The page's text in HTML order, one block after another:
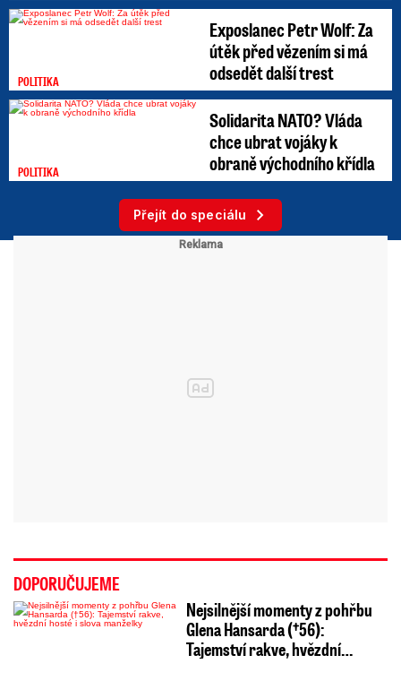
POLITIKA
Exposlanec Petr Wolf: Za
útěk před vězením si má
odsedět další trest
POLITIKA
Solidarita NATO? Vláda
chce ubrat vojáky k
obraně východního křídla
Přejít do speciálu
DOPORUČUJEME
Nejsilnější momenty z pohřbu
Glena Hansarda (†56):
Tajemství rakve, hvězdní…